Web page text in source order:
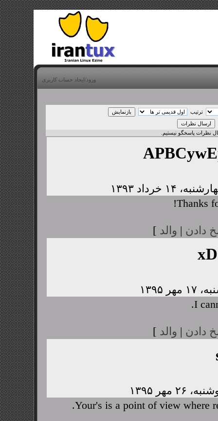
ورود/ایجاد حساب کاربری
ترتیب
نظرات پاسخگو نیستیم.
Thanks
دادن | والد ]
I
دادن | والد ]
Your's is a point of view where